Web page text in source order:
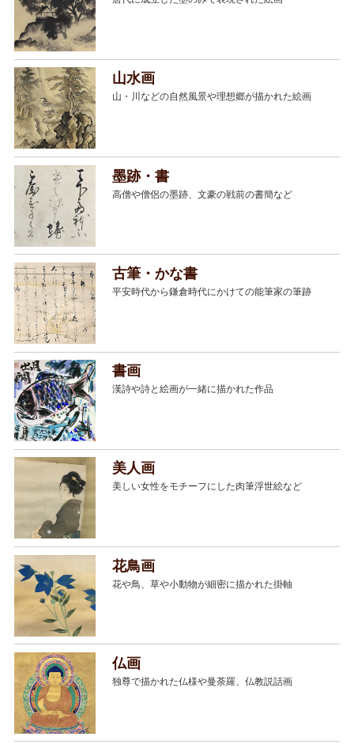
山水画
山・川などの自然風景や理想郷が描かれた絵画
墨跡・書
高僧や僧侶の墨跡、文豪の戦前の書簡など
古筆・かな書
平安時代から鎌倉時代にかけての能筆家の筆跡
書画
漢詩や詩と絵画が一緒に描かれた作品
美人画
美しい女性をモチーフにした肉筆浮世絵など
花鳥画
花や鳥、草や小動物が細密に描かれた掛軸
仏画
独尊で描かれた仏様や曼荼羅、仏教説話画